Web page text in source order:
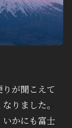
が聞こえて
りました。
かにも富士